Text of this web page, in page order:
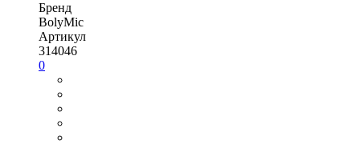
Бренд
BolyMic
Артикул
314046
0